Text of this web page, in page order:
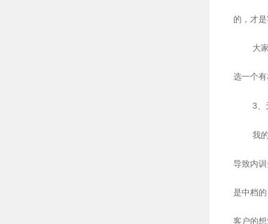
的，才
大
选一个
3、
我
导致内
是中档
客户的